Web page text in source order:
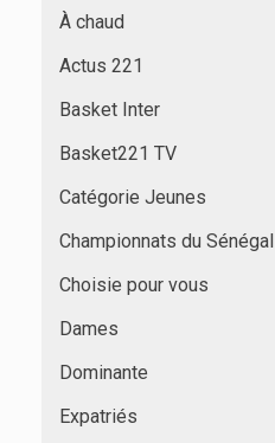
À chaud
Actus 221
Basket Inter
Basket221 TV
Catégorie Jeunes
Championnats du Sénégal
Choisie pour vous
Dames
Dominante
Expatriés